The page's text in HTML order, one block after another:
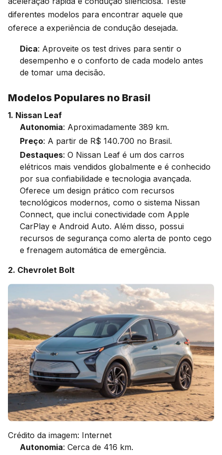
diferentes modelos para encontrar aquele que
oferece a experiência de condução desejada.
Dica: Aproveite os test drives para sentir o
desempenho e o conforto de cada modelo antes
de tomar uma decisão.
Modelos Populares no Brasil
1. Nissan Leaf
Autonomia: Aproximadamente 389 km.
Preço: A partir de R$ 140.700 no Brasil.
Destaques: O Nissan Leaf é um dos carros
elétricos mais vendidos globalmente e é conhecido
por sua confiabilidade e tecnologia avançada.
Oferece um design prático com recursos
tecnológicos modernos, como o sistema Nissan
Connect, que inclui conectividade com Apple
CarPlay e Android Auto. Além disso, possui
recursos de segurança como alerta de ponto cego
e frenagem automática de emergência​.
2. Chevrolet Bolt
Crédito da imagem: Internet
Autonomia: Cerca de 416 km.